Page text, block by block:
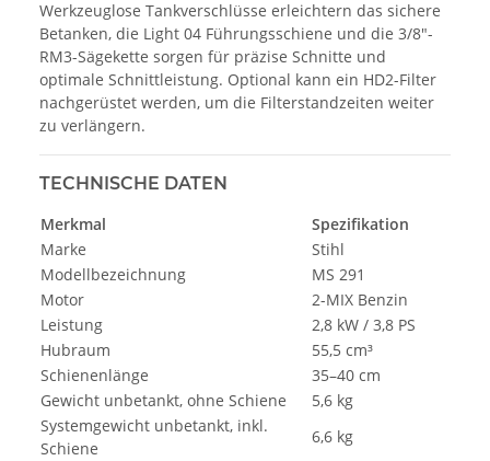
Werkzeuglose Tankverschlüsse erleichtern das sichere
Betanken, die Light 04 Führungsschiene und die 3/8"-
RM3-Sägekette sorgen für präzise Schnitte und
optimale Schnittleistung. Optional kann ein HD2-Filter
nachgerüstet werden, um die Filterstandzeiten weiter
zu verlängern.
TECHNISCHE DATEN
Merkmal
Spezifikation
Marke
Stihl
Modellbezeichnung
MS 291
Motor
2-MIX Benzin
Leistung
2,8 kW / 3,8 PS
Hubraum
55,5 cm³
Schienenlänge
35–40 cm
Gewicht unbetankt, ohne Schiene
5,6 kg
Systemgewicht unbetankt, inkl.
Schiene
6,6 kg